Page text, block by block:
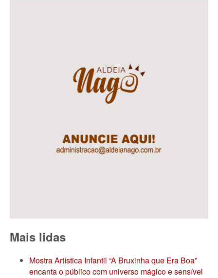
Mais lidas
Mostra Artística Infantil “A Bruxinha que Era Boa”
encanta o público com universo mágico e sensível